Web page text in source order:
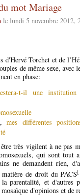
mot Mariage
le lundi 5 novembre 2012,
d'Hervé Torchet et de
de même sexe, avec
en phase:
t-il une
mes différentes
très vigilent à ne pas
qui sont tout
ne demandent rien,
matière de droit du PACS[
la parentalité, et d'autres
d'opinions et de